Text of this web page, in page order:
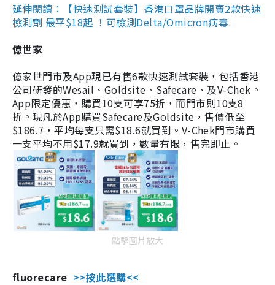
延伸閱讀：【快速測試套裝】香港口罩品牌開賣2款快速
檢測劑 最平$18起 ！可檢測Delta/Omicron病毒
億世家
億家世門市及App現已有售6款快速測試套裝，包括香港
公司研發的Wesail、Goldsite、Safecare、及V-Chek。
App限定優惠，購買10支可享75折，而門市則10支8
折。現凡於App購買Safecare及Goldsite，售價低至
$186.7，平均每支只需$18.6就買到。V-Chek門市購買
一支平均不用$17.9就買到，數量有限，售完即止。
點擊圖片放大
fluorecare >>按此選購<<